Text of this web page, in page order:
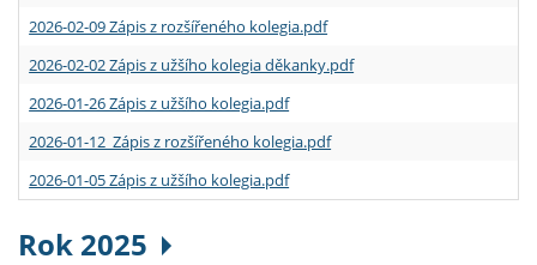
2026-02-09 Zápis z rozšířeného kolegia.pdf
2026-02-02 Zápis z užšího kolegia děkanky.pdf
2026-01-26 Zápis z užšího kolegia.pdf
2026-01-12 Zápis z rozšířeného kolegia.pdf
2026-01-05 Zápis z užšího kolegia.pdf
Rok 2025